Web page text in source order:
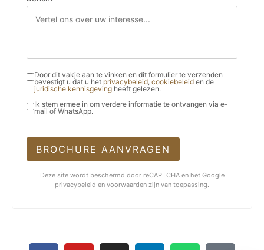
Door dit vakje aan te vinken en dit formulier te verzenden
bevestigt u dat u het privacybeleid, cookiebeleid en de
juridische kennisgeving heeft gelezen.
Ik stem ermee in om verdere informatie te ontvangen via e-
mail of WhatsApp.
BROCHURE AANVRAGEN
Deze site wordt beschermd door reCAPTCHA en het Google
privacybeleid en voorwaarden zijn van toepassing.